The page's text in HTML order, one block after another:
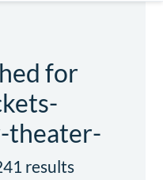
for
theater-
results